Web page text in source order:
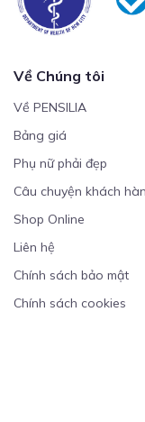
Về Chúng tôi
Về PENSILIA
Bảng giá
Phụ nữ phải đẹp
Câu chuyện khách
Shop Online
Liên hệ
Chính sách bảo mật
Chính sách cookies